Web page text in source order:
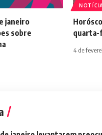
janeiro
sobre
quarta-
4 de